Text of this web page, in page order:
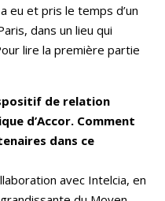
eu et pris le temps d’un
dans un lieu qui
lire la première partie
de relation
d’Accor. Comment
dans ce
avec Intelcia, en